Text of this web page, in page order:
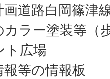
画道路白岡篠津
カラー塗装等（
ト広場
報等の情報板